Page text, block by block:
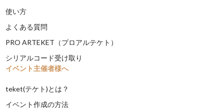
使い方
よくある質問
PRO ARTEKET（プロアルテケト）
シリアルコード受け取り
イベント主催者様へ
teket(テケト)とは？
イベント作成の方法